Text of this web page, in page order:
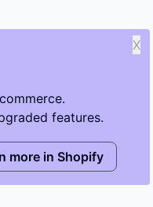
features.
X
more in Shopify
answers and cleaner